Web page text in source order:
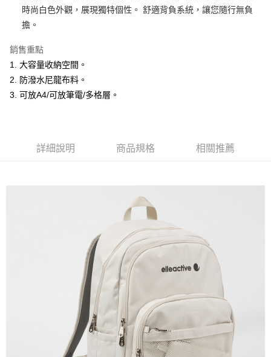
悠遊付
運送方式
全家取貨付款
每筆NT$60，滿NT$1,500(含以上)免運費
每筆NT$60，滿NT$1,500(含以上)免運費
每筆NT$60，滿NT$1,500(含以上)免運費
每筆NT$60，滿NT$1,500(含以上)免運費
每筆NT$90，滿NT$1,500(含以上)免運費
時尚白色外觀，展現獨特個性。 舒適背負系統，讓您隨行無負
擔。
銷售重點
1. 大容量收納空間。
2. 防潑水尼龍布料。
3. 可放A4/可放筆電/多格層。
詳細說明 商品規格 相關推薦